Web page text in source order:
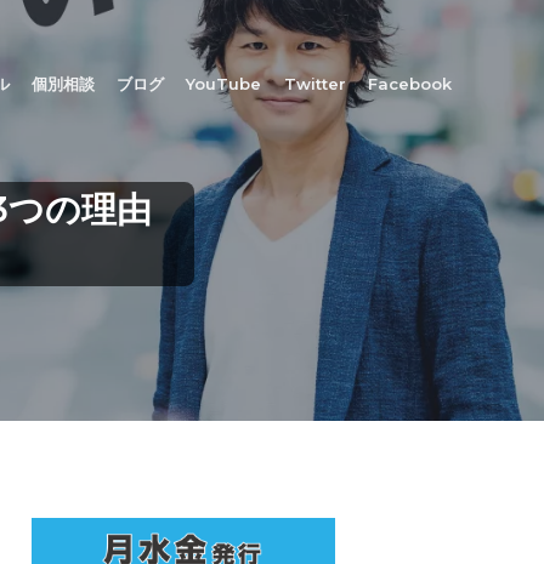
個別相談 ブログ YouTube Twitter Facebook
の理由